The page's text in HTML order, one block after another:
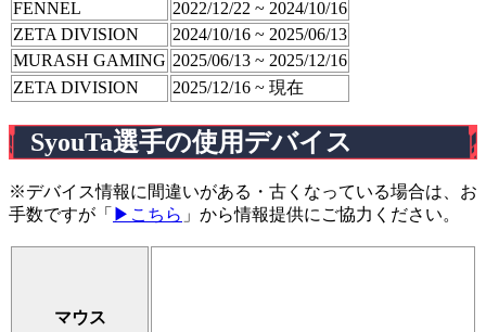
FENNEL
2022/12/22 ~ 2024/10/16
ZETA DIVISION
2024/10/16 ~ 2025/06/13
MURASH GAMING 2025/06/13 ~ 2025/12/16
ZETA DIVISION
2025/12/16 ~ 現在
SyouTa選手の使用デバイス
※デバイス情報に間違いがある・古くなっている場合は、お
手数ですが「 ▶こちら 」から情報提供にご協力ください。
マウス